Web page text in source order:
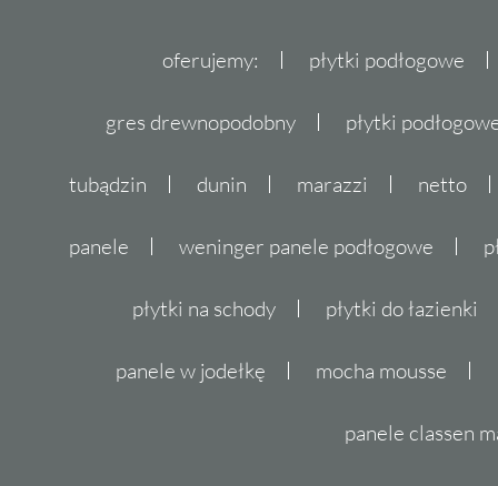
oferujemy: płytki podłogowe
gres drewnopodobny płytki
tubądzin dunin marazzi netto
panele weninger panele podłogowe
płytki na schody płytki do łazienki
panele w jodełkę mocha mousse
panele classen